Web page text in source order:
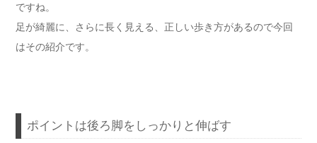
ですね。
足が綺麗に、さらに長く見える、正しい歩き方があるので今回
はその紹介です。
ポイントは後ろ脚をしっかりと伸ばす